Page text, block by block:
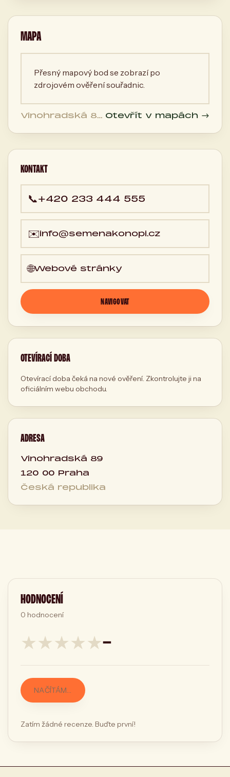
MAPA
Přesný mapový bod se zobrazí po
zdrojovém ověření souřadnic.
Vinohradská 89,
Česká
Otevřít v mapách →
KONTAKT
📞+420 233 444 555
✉️info@semenakonopi.cz
🌐Webové stránky
NAVIGOVAT
OTEVÍRACÍ DOBA
Otevírací doba čeká na nové ověření. Zkontrolujte ji na
oficiálním webu obchodu.
ADRESA
Vinohradská 89
120 00 Praha
Česká republika
HODNOCENÍ
0 hodnocení
★★★★★—
NAČÍTÁM…
Zatím žádné recenze. Buďte první!